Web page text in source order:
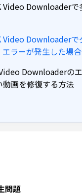
Video Downloaderで
Video Downloaderで
エラーが発生した場
Downloaderの
画を修復する方法
問題